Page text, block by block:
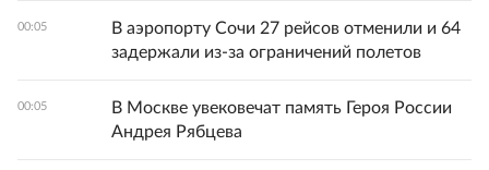
00:05
В аэропорту Сочи 27 рейсов отменили и 64
задержали из-за ограничений полетов
00:05
В Москве увековечат память Героя России
Андрея Рябцева